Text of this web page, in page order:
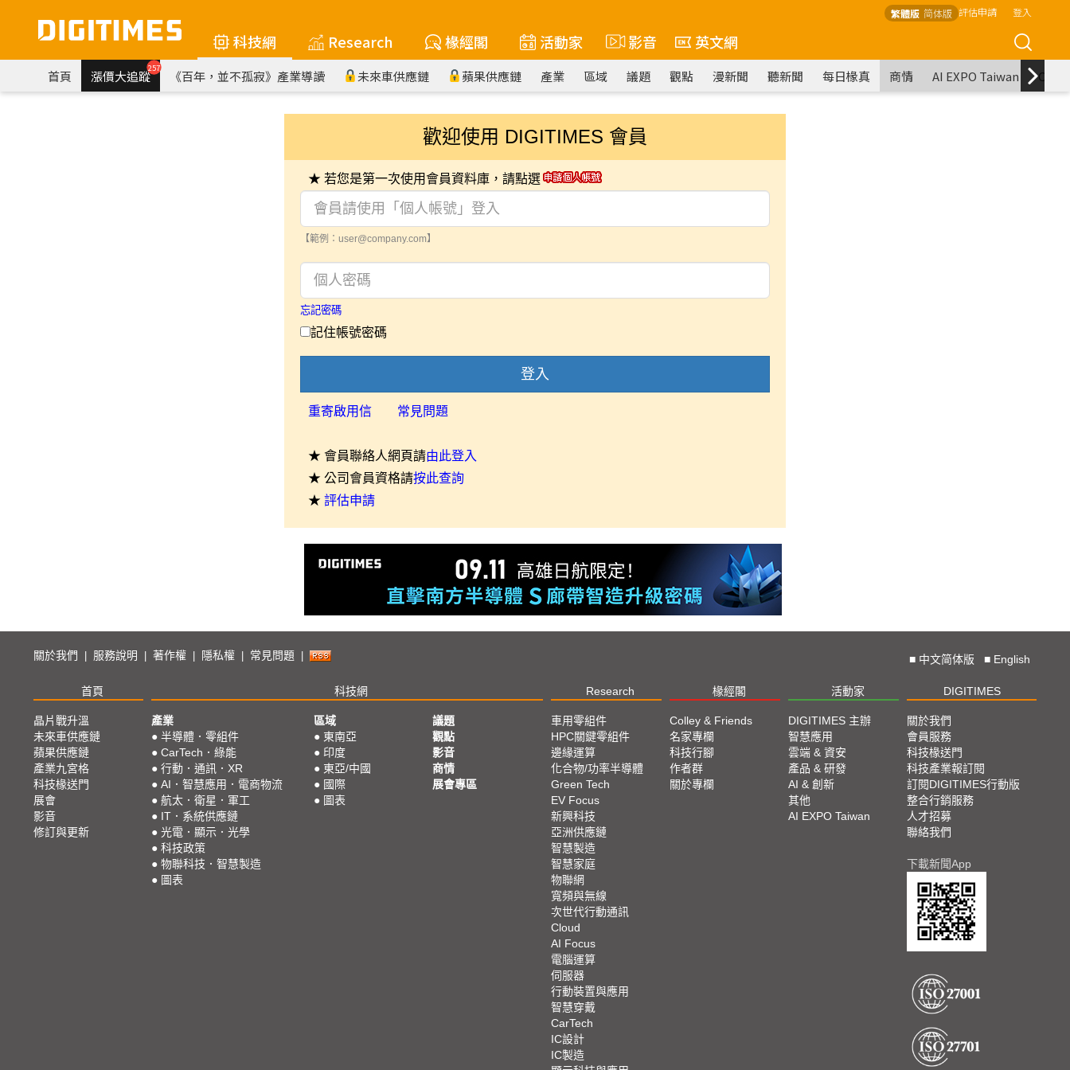
繁體版 简体版 評估申請 登入
科技網 Research 椽經閣 活動家 影音 英文網
首頁 漲價大追蹤257 《百年，並不孤寂》產業導讀 未來車供應鏈 蘋果供應鏈 產業 區域 議題 觀點 漫新聞 聽新聞 每日椽真 商情 AI EXPO Taiwan
歡迎使用 DIGITIMES 會員
★ 若您是第一次使用會員資料庫，請點選
【範例：user@company.com】
忘記密碼
記住帳號密碼
登入
重寄啟用信 常見問題
★ 會員聯絡人網頁請由此登入
★ 公司會員資格請按此查詢
★ 評估申請
關於我們 服務說明 著作權 隱私權 常見問題 ■ 中文简体版 ■ English
首頁 科技網 Research 椽經閣 活動家 DIGITIMES
晶片戰升溫
未來車供應鏈
蘋果供應鏈
產業九宮格
科技椽送門
展會
影音
修訂與更新
產業
● 半導體．零組件
● CarTech．綠能
● 行動．通訊．XR
● AI．智慧應用．電商物流
● 航太．衛星．軍工
● IT．系統供應鏈
● 光電．顯示．光學
● 科技政策
● 物聯科技．智慧製造
● 圖表
區域
● 東南亞
● 印度
● 東亞/中國
● 國際
● 圖表
議題
觀點
影音
商情
展會專區
車用零組件
HPC關鍵零組件
邊緣運算
化合物/功率半導體
Green Tech
EV Focus
新興科技
亞洲供應鏈
智慧製造
智慧家庭
物聯網
寬頻與無線
次世代行動通訊
Cloud
AI Focus
電腦運算
伺服器
行動裝置與應用
智慧穿戴
CarTech
IC設計
IC製造
Colley & Friends
名家專欄
科技行腳
作者群
關於專欄
DIGITIMES 主辦
智慧應用
雲端 & 資安
產品 & 研發
AI & 創新
其他
AI EXPO Taiwan
關於我們
會員服務
科技椽送門
科技產業報訂閱
訂閱DIGITIMES行動版
整合行銷服務
人才招募
聯絡我們
下載新聞App